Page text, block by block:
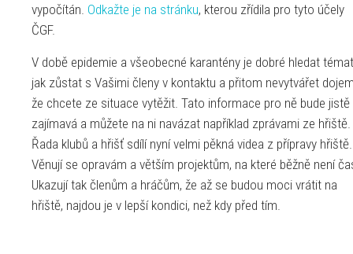
vypočítán. Odkažte je na stránku, kterou zřídila pro tyto účely
ČGF.
V době epidemie a všeobecné karantény je dobré hledat
jak zůstat s Vašimi členy v kontaktu a přitom nevytvářet
že chcete ze situace vytěžit. Tato informace pro ně bude jistě
zajímavá a můžete na ni navázat například zprávami ze hřiště.
Řada klubů a hřišť sdílí nyní velmi pěkná videa z přípravy hřiště.
Věnují se opravám a větším projektům, na které běžně není
Ukazují tak členům a hráčům, že až se budou moci vrátit na
hřiště, najdou je v lepší kondici, než kdy před tím.